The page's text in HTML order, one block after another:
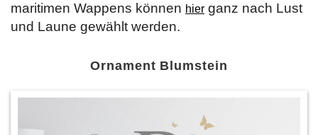
maritimen Wappens können hier ganz nach Lust
und Laune gewählt werden.
Ornament Blumstein